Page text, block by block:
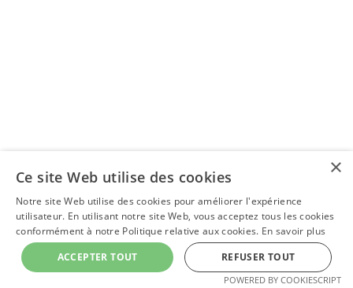
×
Ce site Web utilise des cookies
Notre site Web utilise des cookies pour améliorer l'expérience
utilisateur. En utilisant notre site Web, vous acceptez tous les cookies
conformément à notre Politique relative aux cookies. En savoir plus
ACCEPTER TOUT
REFUSER TOUT
POWERED BY COOKIESCRIPT